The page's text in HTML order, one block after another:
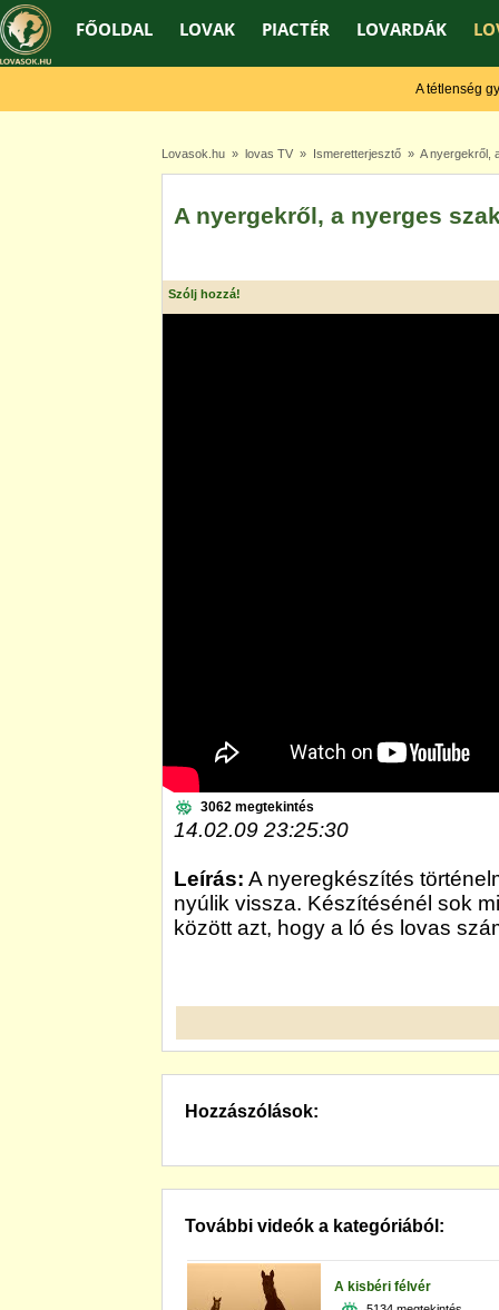
FŐOLDAL LOVAK PIACTÉR LOVARDÁK
A tétlenség
Lovasok.hu» lovas TV» Ismeretterjesztő» A nyergekről,
A nyergekről, a nyerges
Szólj hozzá!
3062 megtekintés
14.02.09 23:25:30
Leírás: A nyeregkészítés
nyúlik vissza. Készítésénél sok
között azt, hogy a ló és lovas
Hozzászólások:
További videók a kategóriából:
A kisbéri félvér